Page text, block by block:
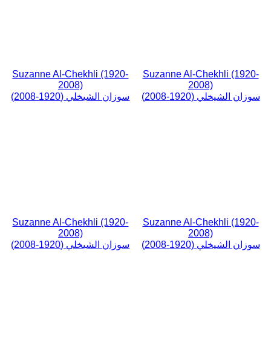
Suzanne Al-Chekhli (1920-
2008)
سوزان الشيخلي (1920-2008)
Suzanne Al-Chekhli (1920-
2008)
سوزان الشيخلي (1920-2008)
Suzanne Al-Chekhli (1920-
2008)
سوزان الشيخلي (1920-2008)
Suzanne Al-Chekhli (1920-
2008)
سوزان الشيخلي (1920-2008)